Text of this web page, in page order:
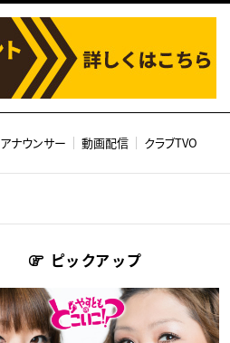
アナウンサー 動画配信 クラブTVO
ピックアップ